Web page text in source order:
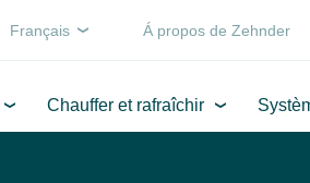
Français Á propos de Zehnder
Chauffer et rafraîchir